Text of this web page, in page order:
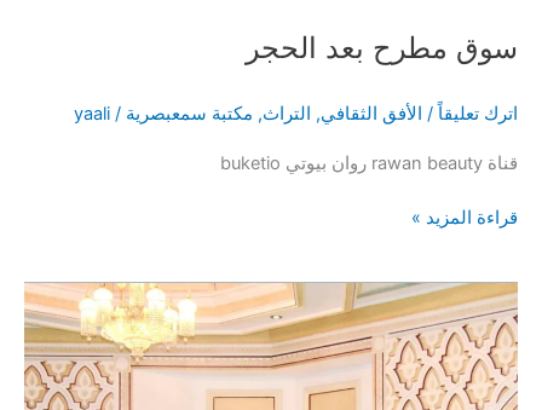
سوق مطرح بعد الحجر
اترك تعليقاً / الأفق الثقافي, التراث, مكتبة سمعبصرية /
yaali
قناة rawan beauty روان بيوتي buketio
سوق
الحجر
قراءة المزيد »